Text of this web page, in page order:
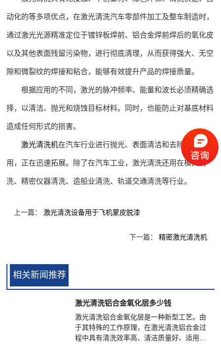
动化的等多项优点，在激光清洗汽车零部件加工及整车制造时，
通过激光光源精准定位于镀锌板焊前、铝合金焊前焊后的氧化皮
以及其他表面残留污染物，进行彻底清理，从而获得强大、无空
隙和微裂纹的焊接和粘合，能够有效提升产品的焊接质量。
根据应用的不同，激光的脉冲频率、能量和波长必须精确选
择，以清洁、抛光和烧蚀目标材料。同时，也能防止对基底材料
造成任何形式的损害。
激光清洗机在汽车行业进行抛光、表面清洁和去除涂层的应
用，正在迅速拓展。除了在汽车工业，激光清洗还用在模具清
洗、精密仪器清洗、造船业清洗、轨道交通清洗等行业。
上一篇： 激光清洗设备用于飞机蒙皮脱漆
下一篇： 精密激光清洗机
相关新闻推荐
激光清洗铝合金氧化层多少钱
激光清洗铝合金氧化层是一种新型工艺。由
于其特殊的工作原理，在激光清洗铝合金过
程中具有清洗效率高、清洁质量好、适用对